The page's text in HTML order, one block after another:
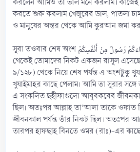
করতে শুরু করলাম খেজুরের ডাল, পাতলা
ও মানুষের অন্তর থেকে আমি কুরআন জমা
সূরা তওবার শেষ অংশ لَقَدْ جَاءَكُمْ رَسُولٌ مِنْ أَنْفُسِكُمْ ‘তোমাদের মধ্য
থেকেই তোমাদের নিকট একজন রাসূল
৯/১২৮) থেকে নিয়ে শেষ পর্যন্ত এ অংশটুকু
খুযাইমাহর কাছে পেলাম। আমি তা সূরার
এ সংকলিত ছহীফাগুলো আবুবকরের
ছিল। অতঃপর আল্লাহ তা‘আলা তাকে ওফাত
জীবনকাল পর্যন্ত তাঁর নিকট ছিল। অতঃপর
তারপর হাফছাহ বিনতে ওমর (রাঃ)-এর